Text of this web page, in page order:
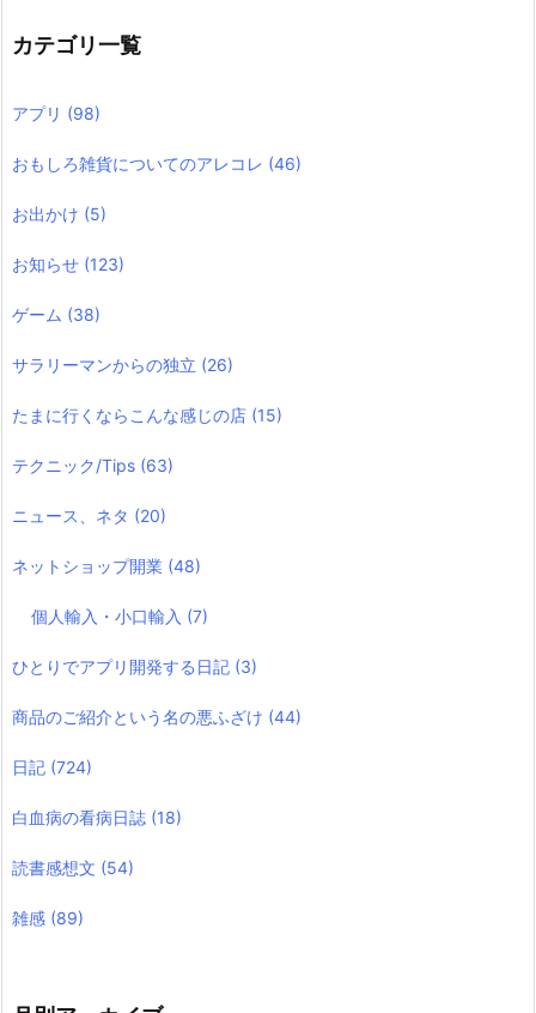
カテゴリ一覧
アプリ (98)
おもしろ雑貨についてのアレコレ (46)
お出かけ (5)
お知らせ (123)
ゲーム (38)
サラリーマンからの独立 (26)
たまに行くならこんな感じの店 (15)
テクニック/Tips (63)
ニュース、ネタ (20)
ネットショップ開業 (48)
個人輸入・小口輸入 (7)
ひとりでアプリ開発する日記 (3)
商品のご紹介という名の悪ふざけ (44)
日記 (724)
白血病の看病日誌 (18)
読書感想文 (54)
雑感 (89)